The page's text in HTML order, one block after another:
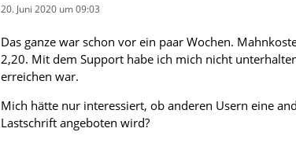
20. Juni 2020 um 09:03
Das ganze war schon vor ein paar Wochen.
2,20. Mit dem Support habe ich mich nicht
erreichen war.
Mich hätte nur interessiert, ob anderen Usern eine
Lastschrift angeboten wird?